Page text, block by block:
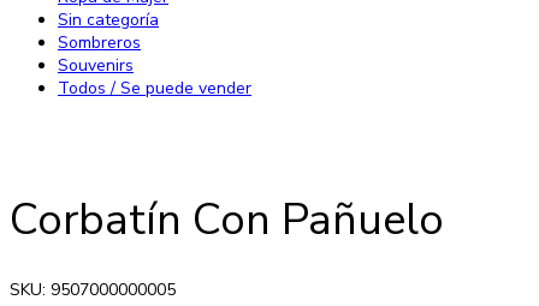
Sin categoría
Sombreros
Souvenirs
Todos / Se puede vender
Corbatín Con Pañuelo
SKU: 9507000000005